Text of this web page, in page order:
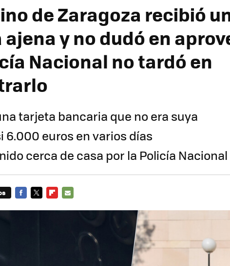
de Zaragoza recibió
y no dudó en
Nacional no tardó en
tarjeta bancaria que no era suya
6.000 euros en varios días
cerca de casa por la Policía Nacional